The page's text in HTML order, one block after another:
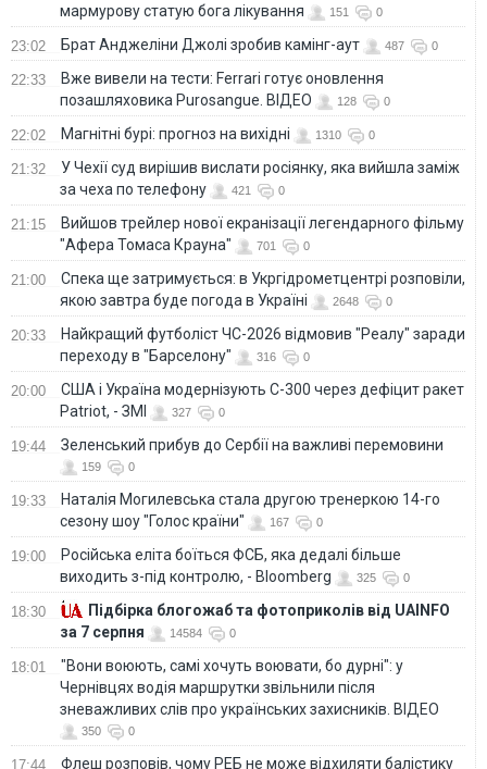
мармурову статую бога лікування
151 0
23:02 Брат Анджеліни Джолі зробив камінг-аут 487 0
22:33
Вже вивели на тести: Ferrari готує оновлення
позашляховика Purosangue. ВІДЕО
128 0
22:02 Магнітні бурі: прогноз на вихідні 1310 0
21:32
У Чехії суд вирішив вислати росіянку, яка вийшла заміж
за чеха по телефону
421 0
21:15
Вийшов трейлер нової екранізації легендарного фільму
"Афера Томаса Крауна"
701 0
21:00
Спека ще затримується: в Укргідрометцентрі розповіли,
якою завтра буде погода в Україні
2648 0
20:33
Найкращий футболіст ЧС-2026 відмовив "Реалу" заради
переходу в "Барселону"
316 0
20:00
США і Україна модернізують С-300 через дефіцит ракет
Patriot, - ЗМІ
327 0
19:44 Зеленський прибув до Сербії на важливі перемовини
159 0
19:33
Наталія Могилевська стала другою тренеркою 14-го
сезону шоу "Голос країни"
167 0
19:00
Російська еліта боїться ФСБ, яка дедалі більше
виходить з-під контролю, - Bloomberg
325 0
18:30
Підбірка блогожаб та фотоприколів від UAINFO
за 7 серпня
14584 0
18:01
"Вони воюють, самі хочуть воювати, бо дурні": у
Чернівцях водія маршрутки звільнили після
зневажливих слів про українських захисників. ВІДЕО
350 0
17:44 Флеш розповів, чому РЕБ не може відхиляти балістику